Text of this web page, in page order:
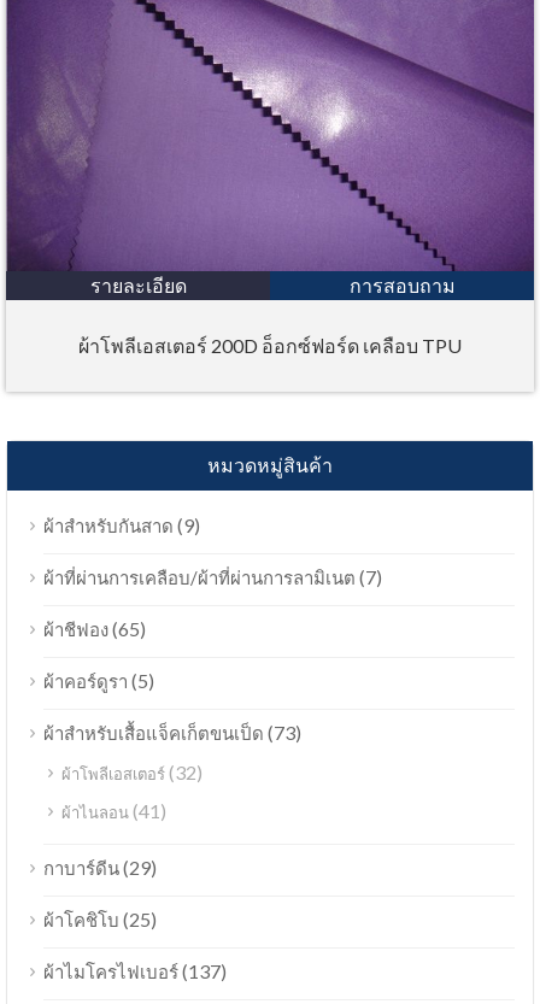
รายละเอียด การสอบถาม
ผ้าโพลีเอสเตอร์ 200D อ็อกซ์ฟอร์ด เคลือบ TPU
หมวดหมู่สินค้า
ผ้าสำหรับกันสาด (9)
ผ้าที่ผ่านการเคลือบ/ผ้าที่ผ่านการลามิเนต (7)
ผ้าชีฟอง(65)
ผ้าคอร์ดูรา (5)
ผ้าสำหรับเสื้อแจ็คเก็ตขนเป็ด (73)
ผ้าโพลีเอสเตอร์(32)
ผ้าไนลอน(41)
กาบาร์ดีน(29)
ผ้าโคชิโบ (25)
ผ้าไมโครไฟเบอร์(137)